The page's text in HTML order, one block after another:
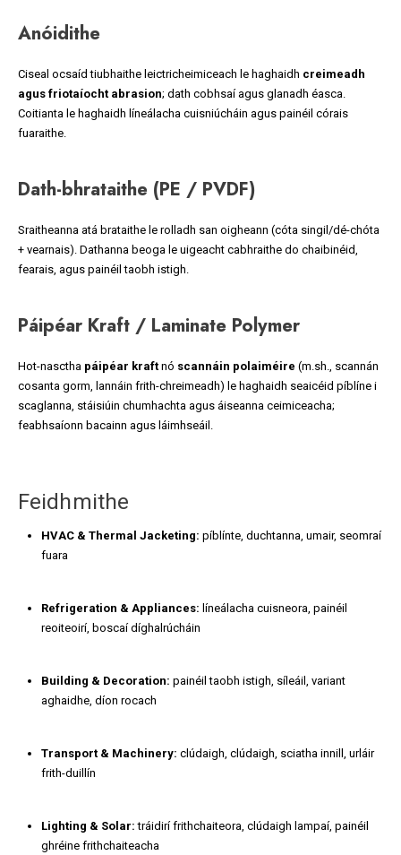
Anóidithe
Ciseal ocsaíd tiubhaithe leictricheimiceach le haghaidh creimeadh
agus friotaíocht abrasion; dath cobhsaí agus glanadh éasca.
Coitianta le haghaidh líneálacha cuisniúcháin agus painéil córais
fuaraithe.
Dath-bhrataithe (PE / PVDF)
Sraitheanna atá brataithe le rolladh san oigheann (cóta singil/dé-chóta
+ vearnais). Dathanna beoga le uigeacht cabhraithe do chaibinéid,
fearais, agus painéil taobh istigh.
Páipéar Kraft / Laminate Polymer
Hot-nasctha páipéar kraft nó scannáin polaiméire (m.sh., scannán
cosanta gorm, lannáin frith-chreimeadh) le haghaidh seaicéid píblíne i
scaglanna, stáisiúin chumhachta agus áiseanna ceimiceacha;
feabhsaíonn bacainn agus láimhseáil.
Feidhmithe
HVAC & Thermal Jacketing: píblínte, duchtanna, umair, seomraí
fuara
Refrigeration & Appliances: líneálacha cuisneora, painéil
reoiteoirí, boscaí díghalrúcháin
Building & Decoration: painéil taobh istigh, síleáil, variant
aghaidhe, díon rocach
Transport & Machinery: clúdaigh, clúdaigh, sciatha innill, urláir
frith-duillín
Lighting & Solar: tráidirí frithchaiteora, clúdaigh lampaí, painéil
ghréine frithchaiteacha